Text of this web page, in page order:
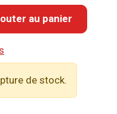
au panier
de stock.